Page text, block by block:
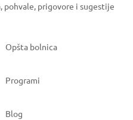
pohvale, prigovore i sugestije
Opšta bolnica
Programi
Blog